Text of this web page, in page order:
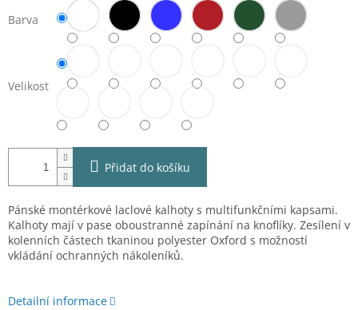
Barva
Velikost
Přidat do košíku
Pánské montérkové laclové kalhoty s multifunkčními kapsami.
Kalhoty mají v pase oboustranné zapínání na knoflíky. Zesílení v
kolenních částech tkaninou polyester Oxford s možností
vkládání ochranných nákoleníků.
Detailní informace